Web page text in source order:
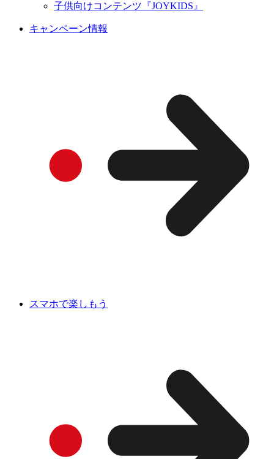
子供向けコンテンツ『JOYKIDS』
キャンペーン情報
スマホで楽しもう